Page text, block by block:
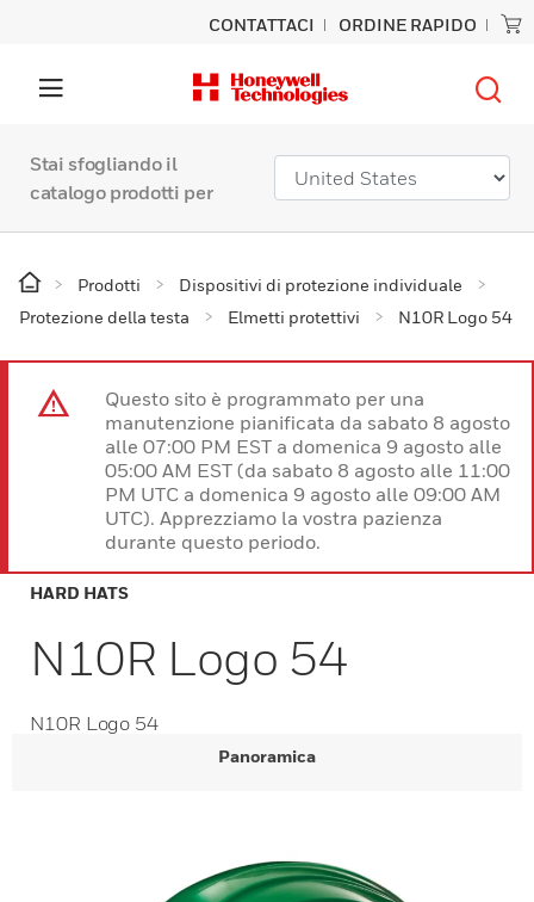
CONTATTACI ORDINE RAPIDO
Stai sfogliando il
catalogo prodotti per
Prodotti
Dispositivi di protezione individuale
Protezione della testa
Elmetti protettivi N10R Logo 54
Questo sito è programmato per una
manutenzione pianificata da sabato 8 agosto
alle 07:00 PM EST a domenica 9 agosto alle
05:00 AM EST (da sabato 8 agosto alle 11:00
PM UTC a domenica 9 agosto alle 09:00 AM
UTC). Apprezziamo la vostra pazienza
durante questo periodo.
HARD HATS
N10R Logo 54
N10R Logo 54
Panoramica